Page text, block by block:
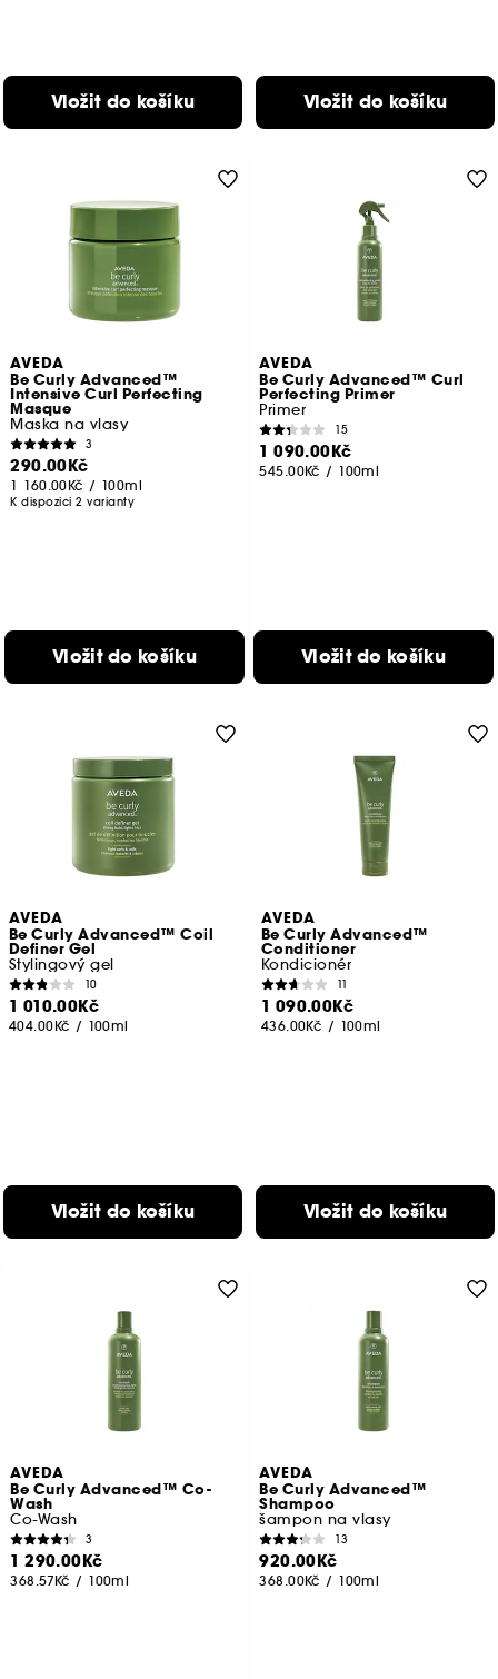
Vložit do košíku Vložit do košíku
AVEDA
Be Curly Advanced™
Intensive Curl Perfecting
Masque
Maska na vlasy
3
290.00Kč
1 160.00Kč / 100ml
K dispozici 2 varianty
Vložit do košíku
AVEDA
Be Curly Advanced™ Curl
Perfecting Primer
Primer
15
1 090.00Kč
545.00Kč / 100ml
Vložit do košíku
AVEDA
Be Curly Advanced™ Coil
Definer Gel
Stylingový gel
10
1 010.00Kč
404.00Kč / 100ml
Vložit do košíku
AVEDA
Be Curly Advanced™
Conditioner
Kondicionér
11
1 090.00Kč
436.00Kč / 100ml
Vložit do košíku
AVEDA
Be Curly Advanced™ Co-
Wash
Co-Wash
3
1 290.00Kč
368.57Kč / 100ml
AVEDA
Be Curly Advanced™
Shampoo
šampon na vlasy
13
920.00Kč
368.00Kč / 100ml